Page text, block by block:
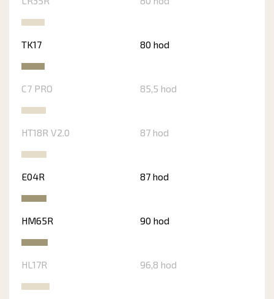
TK17 80 hod
C7 PRO 85,5 hod
HT18R V2.0 87 hod
E04R 87 hod
HM65R 90 hod
HL17R 96,8 hod